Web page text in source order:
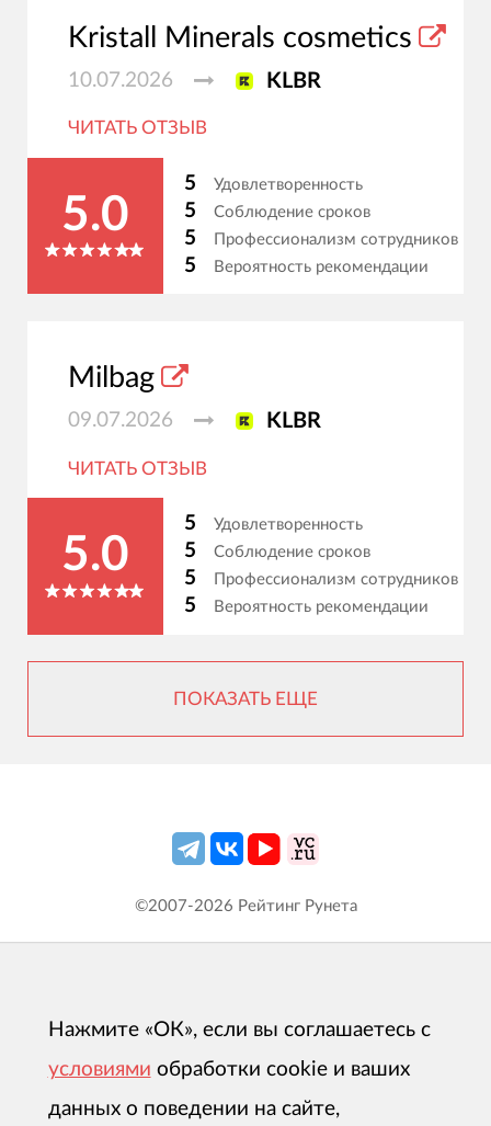
Kristall Minerals cosmetics
10.07.2026 KLBR
ЧИТАТЬ ОТЗЫВ
5.0
5 Удовлетворенность
5 Соблюдение сроков
5 Профессионализм сотрудников
5 Вероятность рекомендации
Milbag
09.07.2026 KLBR
ЧИТАТЬ ОТЗЫВ
5.0
5 Удовлетворенность
5 Соблюдение сроков
5 Профессионализм сотрудников
5 Вероятность рекомендации
ПОКАЗАТЬ ЕЩЕ
©2007-2026 Рейтинг Рунета
Нажмите «ОК», если вы соглашаетесь с
условиями обработки cookie и ваших
данных о поведении на сайте,